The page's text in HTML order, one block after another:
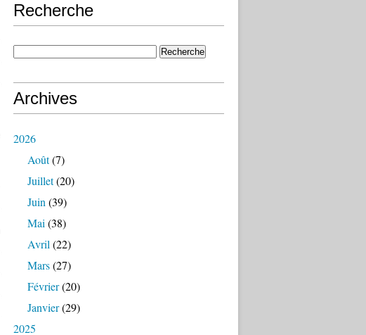
Recherche
Archives
2026
Août(7)
Juillet(20)
Juin (39)
Mai (38)
Avril (22)
Mars(27)
Février(20)
Janvier(29)
2025